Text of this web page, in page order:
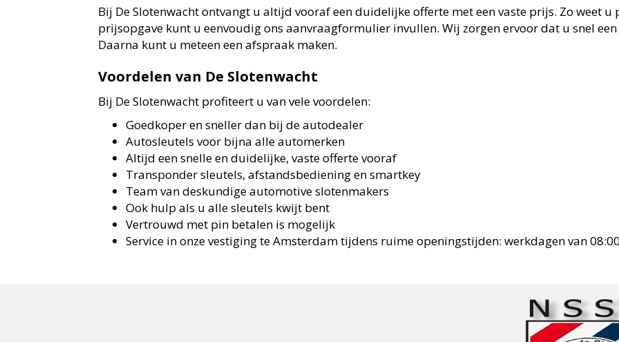
Bij De Slotenwacht ontvangt u altijd vooraf een duidelijke offerte met een vaste prijs. Zo weet u
prijsopgave kunt u eenvoudig ons aanvraagformulier invullen. Wij zorgen ervoor dat u snel
Daarna kunt u meteen een afspraak maken.
Voordelen van De Slotenwacht
Bij De Slotenwacht profiteert u van vele voordelen:
Goedkoper en sneller dan bij de autodealer
Autosleutels voor bijna alle automerken
Altijd een snelle en duidelijke, vaste offerte vooraf
Transponder sleutels, afstandsbediening en smartkey
Team van deskundige automotive slotenmakers
Ook hulp als u alle sleutels kwijt bent
Vertrouwd met pin betalen is mogelijk
Service in onze vestiging te Amsterdam tijdens ruime openingstijden: werkdagen van